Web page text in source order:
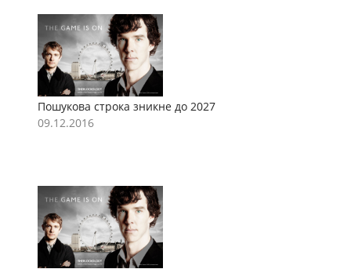
Пошукова строка зникне до 2027
09.12.2016